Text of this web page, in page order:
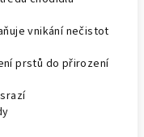
vnikání nečistot
prstů do přirození